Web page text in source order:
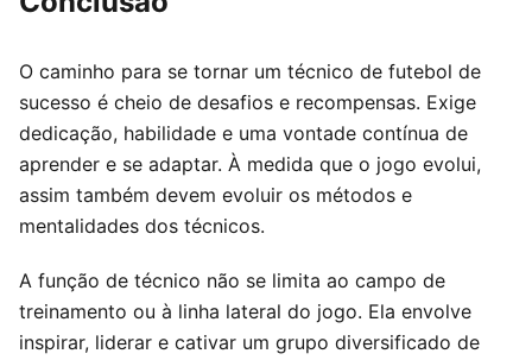
O caminho para se tornar um técnico de futebol de
sucesso é cheio de desafios e recompensas. Exige
dedicação, habilidade e uma vontade contínua de
aprender e se adaptar. À medida que o jogo evolui,
assim também devem evoluir os métodos e
mentalidades dos técnicos.
A função de técnico não se limita ao campo de
treinamento ou à linha lateral do jogo. Ela envolve
inspirar, liderar e cativar um grupo diversificado de